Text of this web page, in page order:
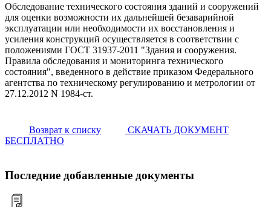
Обследование технического состояния зданий и сооружений
для оценки возможности их дальнейшей безаварийной
эксплуатации или необходимости их восстановления и
усиления конструкций осуществляется в соответствии с
положениями ГОСТ 31937-2011 "Здания и сооружения.
Правила обследования и мониторинга технического
состояния", введенного в действие приказом Федерального
агентства по техническому регулированию и метрологии от
27.12.2012 N 1984-ст.
Возврат к списку
СКАЧАТЬ ДОКУМЕНТ
БЕСПЛАТНО
Последние добавленные документы